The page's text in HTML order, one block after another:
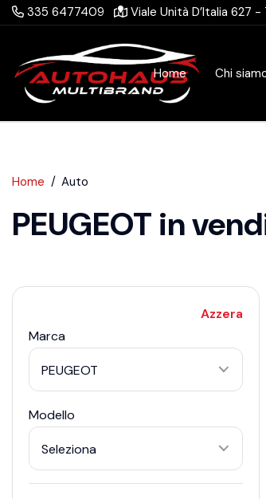
335 6477409 Viale Unità D’Italia 627 -
Home Chi
Home Auto
PEUGEOT in
Azzera
Marca
PEUGEOT
Modello
Seleziona